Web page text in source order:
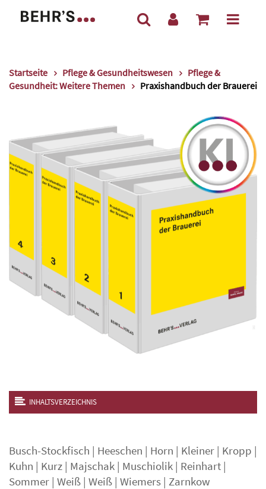
Startseite Pflege & Gesundheitswesen
Pflege &
Gesundheit: Weitere Themen
Praxishandbuch der Brauerei
INHALTSVERZEICHNIS
Busch-Stockfisch | Heeschen | Horn | Kleiner | Kropp |
Kuhn | Kurz | Majschak | Muschiolik | Reinhart |
Sommer | Weiß | Weiß | Wiemers | Zarnkow